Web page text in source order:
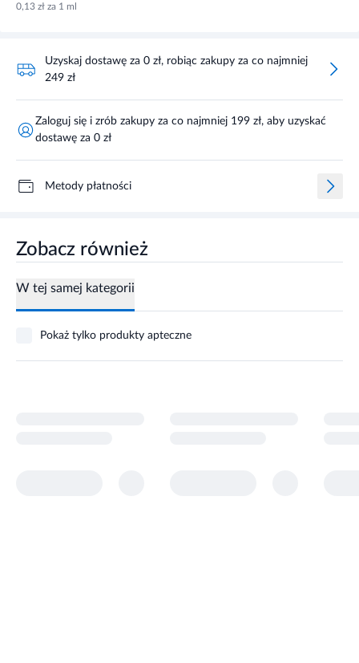
0,13 zł za 1 ml
Uzyskaj dostawę za 0 zł, robiąc zakupy za co najmniej
249 zł
Zaloguj się i zrób zakupy za co najmniej 199 zł, aby uzyskać
dostawę za 0 zł
Metody płatności
Zobacz również
W tej samej kategorii
Pokaż tylko produkty apteczne